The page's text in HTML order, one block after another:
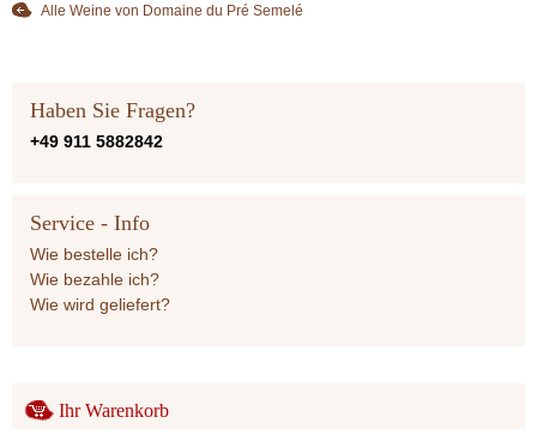
Alle Weine von Domaine du Pré Semelé
Haben Sie Fragen?
+49 911 5882842
Service - Info
Wie bestelle ich?
Wie bezahle ich?
Wie wird geliefert?
Ihr Warenkorb